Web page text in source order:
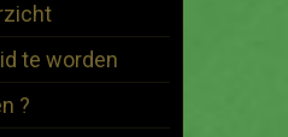
te worden
?